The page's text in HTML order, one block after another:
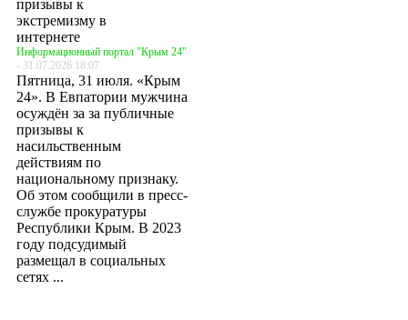
Информационный портал "Крым 24"
- 31.07.2026 18:07
Пятница, 31 июля. «Крым
24». В Евпатории мужчина
осуждён за за публичные
призывы к
насильственным
действиям по
национальному признаку.
Об этом сообщили в пресс-
службе прокуратуры
Республики Крым. В 2023
году подсудимый
размещал в социальных
сетях ...